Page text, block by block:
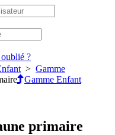
?
> Gamme
Gamme Enfant
primaire